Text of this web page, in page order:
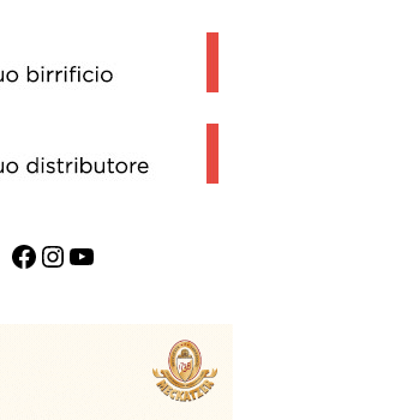
Facebook InstagramYouTube